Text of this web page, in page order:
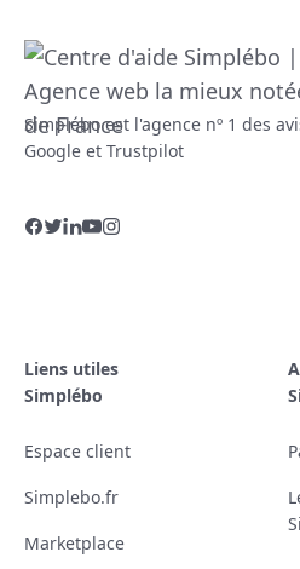
Simplébo est l'agence nº 1 des
Google et Trustpilot
Liens utiles
Simplébo
Espace client
Simplebo.fr
Marketplace